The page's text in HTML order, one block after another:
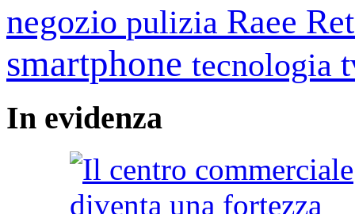
negozio pulizia Raee
smartphone tecnologia
In evidenza